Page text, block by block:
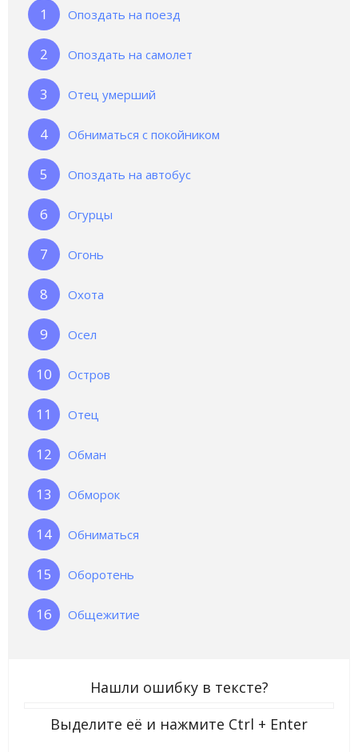
Опоздать на поезд
Опоздать на самолет
Отец умерший
Обниматься с покойником
Опоздать на автобус
Огурцы
Огонь
Охота
Осел
Остров
Отец
Обман
Обморок
Обниматься
Оборотень
Общежитие
Нашли ошибку в тексте?
Выделите её и нажмите Ctrl + Enter